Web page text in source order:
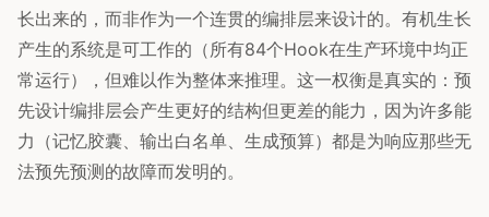
长出来的，而非作为一个连贯的编排层来设计的。有机生长
产生的系统是可工作的（所有84个Hook在生产环境中均正
常运行），但难以作为整体来推理。这一权衡是真实的：预
先设计编排层会产生更好的结构但更差的能力，因为许多能
力（记忆胶囊、输出白名单、生成预算）都是为响应那些无
法预先预测的故障而发明的。